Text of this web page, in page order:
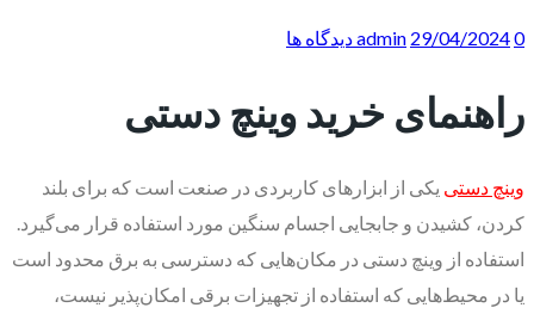
admin 29/04/20240 دیدگاه ها
راهنمای خرید وینچ دستی
وینچ دستی یکی از ابزارهای کاربردی در صنعت است که برای بلند
کردن، کشیدن و جابجایی اجسام سنگین مورد استفاده قرار می‌گیرد.
استفاده از وینچ دستی در مکان‌هایی که دسترسی به برق محدود است
یا در محیط‌هایی که استفاده از تجهیزات برقی امکان‌پذیر نیست،